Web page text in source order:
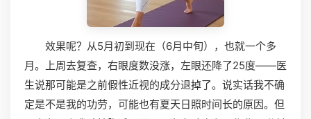
效果呢？从5月初到现在（6月中旬），也就一个多
月。上周去复查，右眼度数没涨，左眼还降了25度——医
生说那可能是之前假性近视的成分退掉了。说实话我不确
定是不是我的功劳，可能也有夏天日照时间长的原因。但